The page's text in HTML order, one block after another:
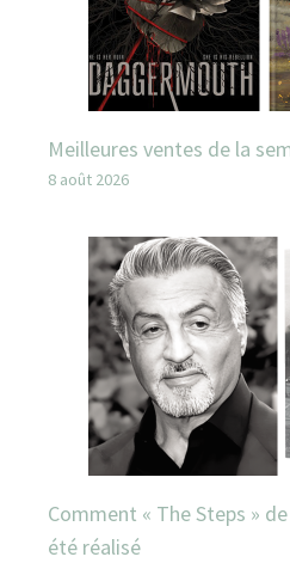
Meilleures ventes de la
8 août 2026
Comment « The Steps »
été réalisé